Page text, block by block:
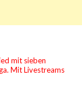
mit sieben
Mit Livestreams